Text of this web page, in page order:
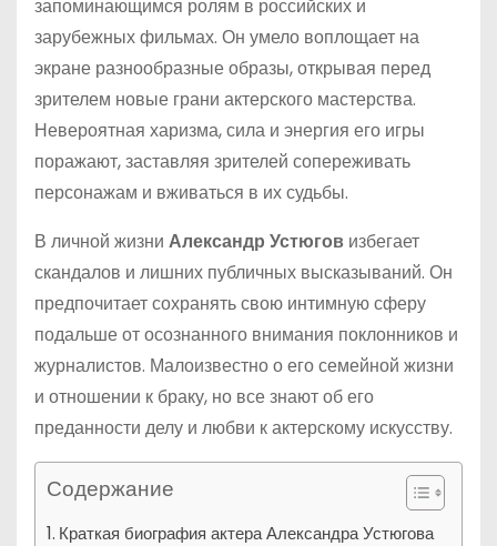
запоминающимся ролям в российских и
зарубежных фильмах. Он умело воплощает на
экране разнообразные образы, открывая перед
зрителем новые грани актерского мастерства.
Невероятная харизма, сила и энергия его игры
поражают, заставляя зрителей сопереживать
персонажам и вживаться в их судьбы.
В личной жизни Александр Устюгов избегает
скандалов и лишних публичных высказываний. Он
предпочитает сохранять свою интимную сферу
подальше от осознанного внимания поклонников и
журналистов. Малоизвестно о его семейной жизни
и отношении к браку, но все знают об его
преданности делу и любви к актерскому искусству.
Содержание
Краткая биография актера Александра Устюгова